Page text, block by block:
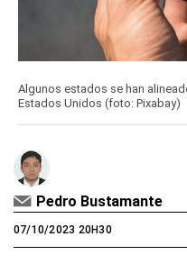
Algunos estados se han
Estados Unidos (foto: Pixabay)
Pedro Bustamante
07/10/2023 20H30